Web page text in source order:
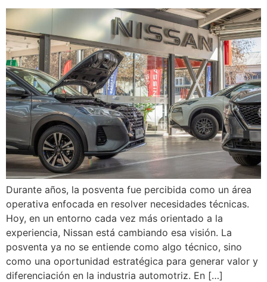
Durante años, la posventa fue percibida como un área
operativa enfocada en resolver necesidades técnicas.
Hoy, en un entorno cada vez más orientado a la
experiencia, Nissan está cambiando esa visión. La
posventa ya no se entiende como algo técnico, sino
como una oportunidad estratégica para generar valor y
diferenciación en la industria automotriz. En […]